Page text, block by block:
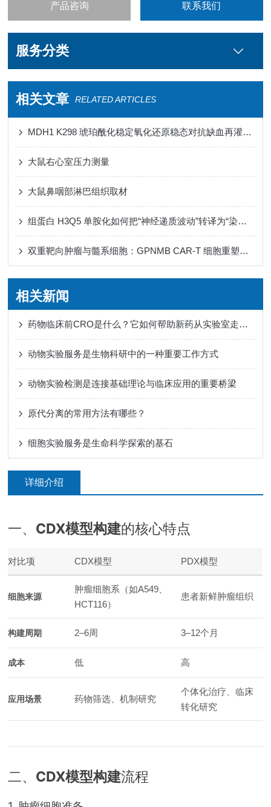
产品咨询 联系我们
服务分类
相关文章 RELATED ARTICLES
MDH1 K298 琥珀酰化稳定氧化还原稳态对抗缺血再灌注损伤心肌铁死亡
大鼠右心室压力测量
大鼠鼻咽部淋巴组织取材
组蛋白 H3Q5 单胺化如何把“神经递质波动”转译为“染色质节律”
双重靶向肿瘤与髓系细胞：GPNMB CAR-T 细胞重塑免疫微环境
相关新闻
药物临床前CRO是什么？它如何帮助新药从实验室走向人体试验？
动物实验服务是生物科研中的一种重要工作方式
动物实验检测是连接基础理论与临床应用的重要桥梁
原代分离的常用方法有哪些？
细胞实验服务是生命科学探索的基石
详细介绍
一、 CDX模型构建的核心特点
对比项 CDX模型 PDX模型
细胞来源
肿瘤细胞系（如A549、
HCT116）
患者新鲜肿瘤组织
构建周期 2–6周 3–12个月
成本 低 高
应用场景 药物筛选、机制研究
个体化治疗、临床
转化研究
二、 CDX模型构建流程